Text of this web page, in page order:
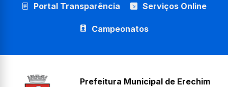
Portal Transparência Serviços Online
Campeonatos
Prefeitura Municipal de Erechim